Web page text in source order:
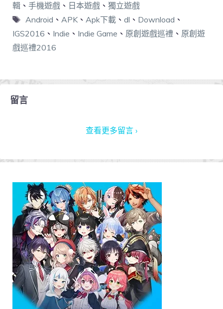
輯 、 手機遊戲 、 日本遊戲 、 獨立遊戲
Android 、 APK、 Apk下載、 dl 、 Download 、
IGS2016 、 Indie 、 Indie Game 、 原創遊戲巡禮 、 原創遊
戲巡禮2016
留言
查看更多留言 ›